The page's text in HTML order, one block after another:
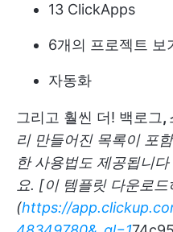
13 ClickApps
6개의 프로젝트 보
자동화
그리고 훨씬 더! 백로그,
리 만들어진 목록이 포
한 사용법도 제공됩니다
요. [이 템플릿 다운로드
(https://